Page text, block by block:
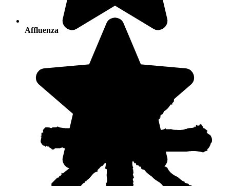
Affluenza